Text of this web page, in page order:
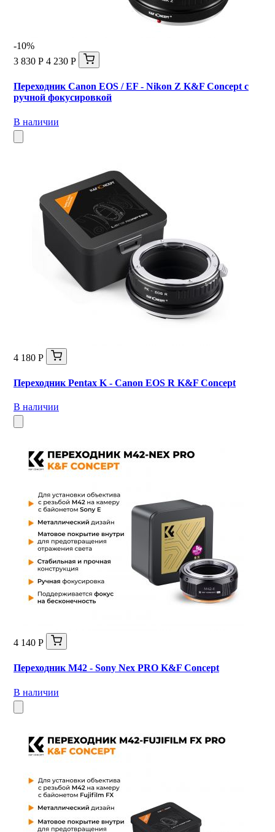
-10%
3 830 Р 4 230 Р
Переходник Canon EOS / EF - Nikon Z K&F Concept с
ручной фокусировкой
В наличии
4 180 Р
Переходник Pentax K - Canon EOS R K&F Concept
В наличии
4 140 Р
Переходник M42 - Sony Nex PRO K&F Concept
В наличии